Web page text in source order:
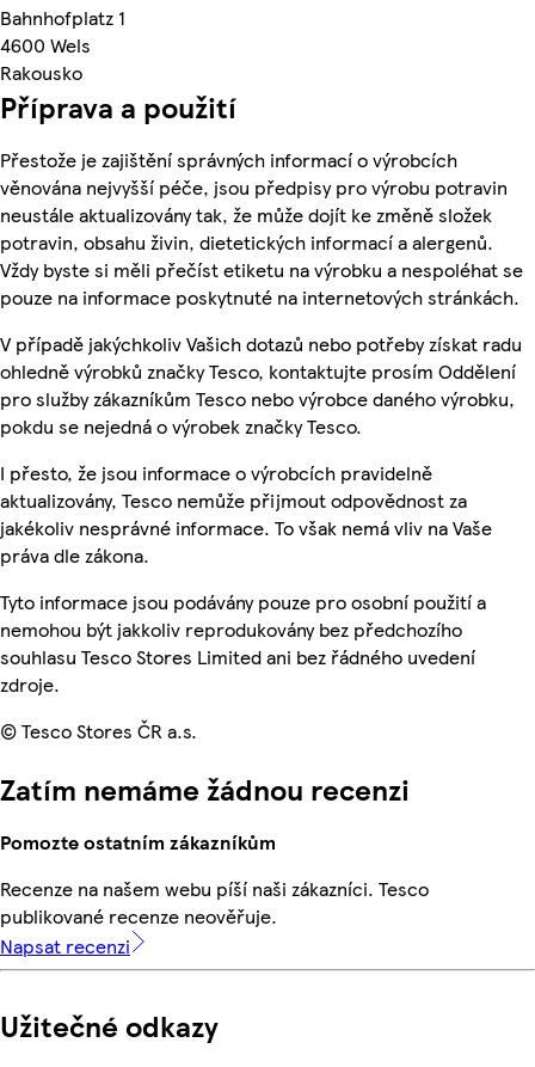
Bahnhofplatz 1
4600 Wels
Rakousko
Příprava a použití
Přestože je zajištění správných informací o výrobcích
věnována nejvyšší péče, jsou předpisy pro výrobu potravin
neustále aktualizovány tak, že může dojít ke změně složek
potravin, obsahu živin, dietetických informací a alergenů.
Vždy byste si měli přečíst etiketu na výrobku a nespoléhat se
pouze na informace poskytnuté na internetových stránkách.
V případě jakýchkoliv Vašich dotazů nebo potřeby získat radu
ohledně výrobků značky Tesco, kontaktujte prosím Oddělení
pro služby zákazníkům Tesco nebo výrobce daného výrobku,
pokdu se nejedná o výrobek značky Tesco.
I přesto, že jsou informace o výrobcích pravidelně
aktualizovány, Tesco nemůže přijmout odpovědnost za
jakékoliv nesprávné informace. To však nemá vliv na Vaše
práva dle zákona.
Tyto informace jsou podávány pouze pro osobní použití a
nemohou být jakkoliv reprodukovány bez předchozího
souhlasu Tesco Stores Limited ani bez řádného uvedení
zdroje.
© Tesco Stores ČR a.s.
Zatím nemáme žádnou recenzi
Pomozte ostatním zákazníkům
Recenze na našem webu píší naši zákazníci. Tesco
publikované recenze neověřuje.
Napsat recenzi
Užitečné odkazy